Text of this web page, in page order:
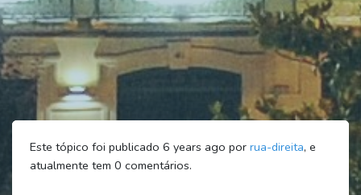
Este tópico foi publicado 6 years ago por rua-direita, e
atualmente tem 0 comentários.